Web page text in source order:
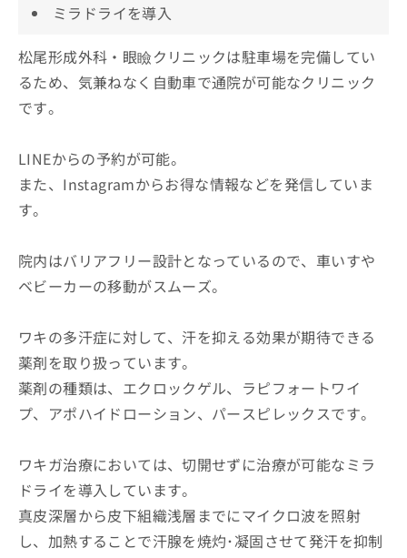
ミラドライを導入
松尾形成外科・眼瞼クリニックは駐車場を完備してい
るため、気兼ねなく自動車で通院が可能なクリニック
です。
LINEからの予約が可能。
また、Instagramからお得な情報などを発信していま
す。
院内はバリアフリー設計となっているので、車いすや
ベビーカーの移動がスムーズ。
ワキの多汗症に対して、汗を抑える効果が期待できる
薬剤を取り扱っています。
薬剤の種類は、エクロックゲル、ラピフォートワイ
プ、アポハイドローション、パースピレックスです。
ワキガ治療においては、切開せずに治療が可能なミラ
ドライを導入しています。
真皮深層から皮下組織浅層までにマイクロ波を照射
し、加熱することで汗腺を焼灼･凝固させて発汗を抑制